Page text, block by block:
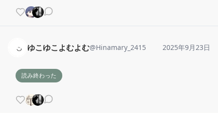
ゆこゆこよむよむ@Hinamary_2415 2025年9月23日
読み終わった